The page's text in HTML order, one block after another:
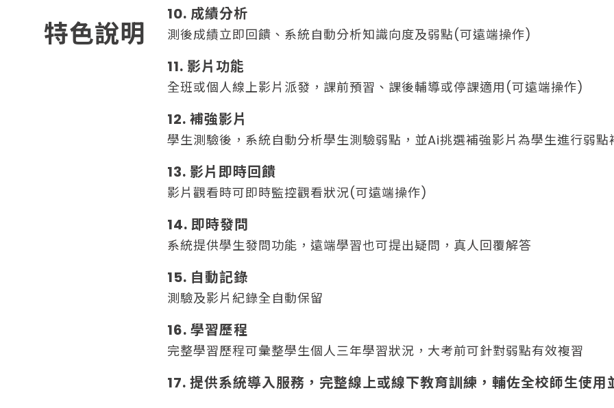
特色說明
10. 成績分析
測後成績立即回饋、系統自動分析知識向度及弱點(可遠端操作)
11. 影片功能
全班或個人線上影片派發，課前預習、課後輔導或停課適用(可遠端操作)
12. 補強影片
學生測驗後，系統自動分析學生測驗弱點，並Ai挑選補強影片為學生進行弱點
13. 影片即時回饋
影片觀看時可即時監控觀看狀況(可遠端操作)
14. 即時發問
系統提供學生發問功能，遠端學習也可提出疑問，真人回覆解答
15. 自動記錄
測驗及影片紀錄全自動保留
16. 學習歷程
完整學習歷程可彙整學生個人三年學習狀況，大考前可針對弱點有效複習
17. 提供系統導入服務，完整線上或線下教育訓練，輔佐全校師生使用